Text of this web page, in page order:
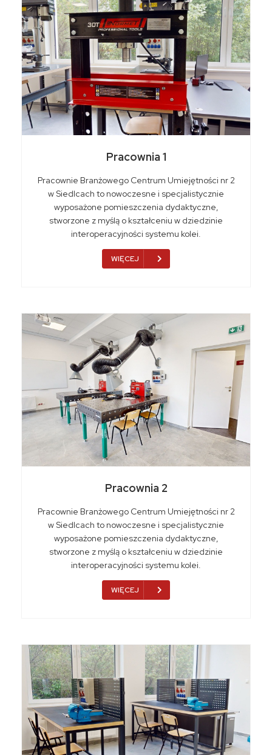
Pracownia 1
Pracownie Branżowego Centrum Umiejętności nr 2
w Siedlcach to nowoczesne i specjalistycznie
wyposażone pomieszczenia dydaktyczne,
stworzone z myślą o kształceniu w dziedzinie
interoperacyjności systemu kolei.
WIĘCEJ
Pracownia 2
Pracownie Branżowego Centrum Umiejętności nr 2
w Siedlcach to nowoczesne i specjalistycznie
wyposażone pomieszczenia dydaktyczne,
stworzone z myślą o kształceniu w dziedzinie
interoperacyjności systemu kolei.
WIĘCEJ